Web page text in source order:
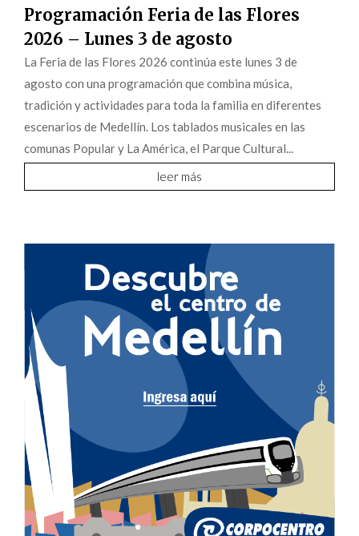
Programación Feria de las Flores
2026 – Lunes 3 de agosto
La Feria de las Flores 2026 continúa este lunes 3 de
agosto con una programación que combina música,
tradición y actividades para toda la familia en diferentes
escenarios de Medellín. Los tablados musicales en las
comunas Popular y La América, el Parque Cultural...
leer más